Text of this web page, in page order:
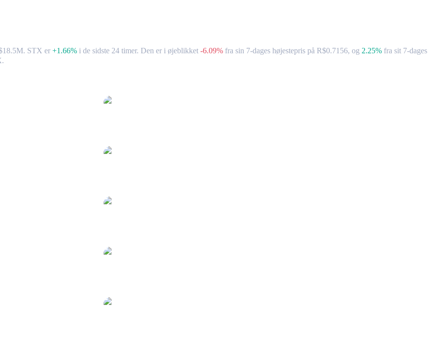
STX er +1.66% i de sidste 24 timer. Den er i øjeblikket -6.09% fra sin 7-dages højestepris på R$0.7156, og 2.25% fra sit 7-dages